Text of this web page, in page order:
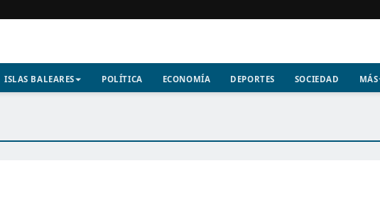
ISLAS BALEARES POLÍTICA ECONOMÍA DEPORTES SOCIEDAD MÁS